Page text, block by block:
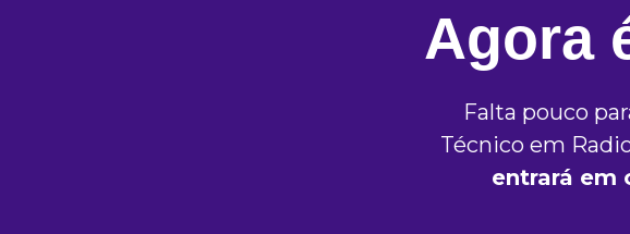
Agora
Falta pouco
Técnico em
entrará em